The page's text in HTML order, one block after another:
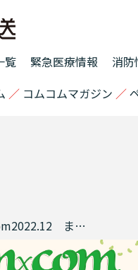
覧 緊急医療情報 消防
／ コムコムマガジン ／
comcom2022.12 まめまめ掃除のすすめ